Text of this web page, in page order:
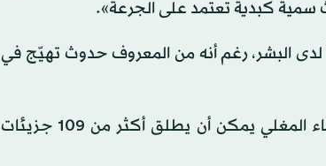
كبدية تعتمد على الجرعة».
البشر، رغم أنه من المعروف حدوث تهيّج في
كما تشير المراجعة البحثية إلى أن كيس الشاي البلاستيكي المنقوع في الماء المغلي يمكن أن يطلق أكثر من 109 جزيئات